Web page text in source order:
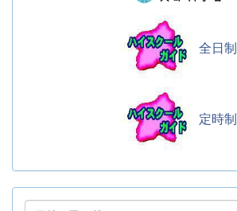
全日制
定時制